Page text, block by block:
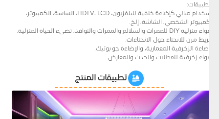
التطبيقات:
استخدام مثالي كإضاءة خلفية للتلفزيون، HDTV، LCD، الشاشة، الكمبيوتر،
الكمبيوتر الشخصي، الشاشة، إلخ.
أضواء منزلية DIY للممرات والسلالم والممرات والنوافذ، تضيء الحياة المنزلية.
شريط مرن للانحناء حول الانحناءات.
الإضاءة الزخرفية المعمارية، والإضاءة جو بوتيك.
أضواء زخرفية للعطلات والحدث والمعارض.
تطبيقات المنتج